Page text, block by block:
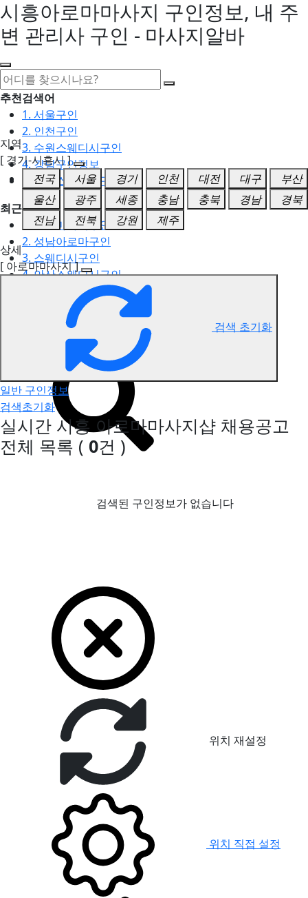
시흥아로마마사지 구인정보, 내 주
변 관리사 구인 - 마사지알바
추천검색어
1. 서울구인
2. 인천구인
3. 수원스웨디시구인
4. 강남구인정보
5. 동탄스웨디시구인
최근검색어
1. 일산마사지구인
2. 성남아로마구인
3. 스웨디시구인
4. 안산스웨디시구인
5. 아로마구인
시흥 아로마마사지 구인정보
지역
[ 경기-시흥시 ]
전국
서울 경기 인천 대전 대구
부산
울산
광주 세종 충남 충북 경남
경북
전남
전북 강원
제주
상세
[ 아로마마사지 ]
검색 초기화
일반 구인정보
검색초기화
실시간 시흥 아로마마사지샵 채용공고
전체 목록 ( 0건 )
검색된 구인정보가 없습니다
위치 재설정
위치 직접 설정